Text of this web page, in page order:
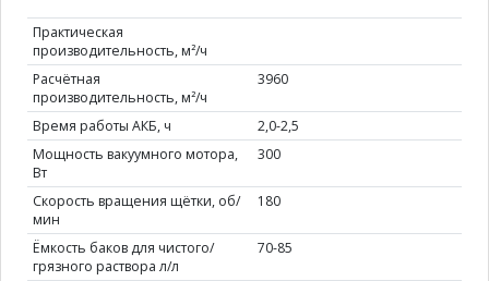
Практическая
производительность, м²/ч
Расчётная
производительность, м²/ч
3960
Время работы АКБ, ч
2,0-2,5
Мощность вакуумного мотора,
Вт
300
Скорость вращения щётки, об/
мин
180
Ёмкость баков для чистого/
грязного раствора л/л
70-85